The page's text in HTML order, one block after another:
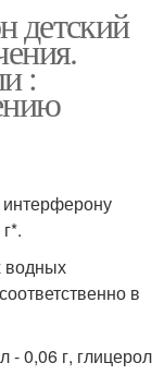
детский
:
водных
в
- 0,06 г, глицерол